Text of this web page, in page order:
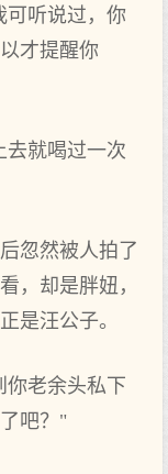
可听说过，你
才提醒你
去就喝过一次
忽然被人拍了
，却是胖妞，
是汪公子。
你老余头私下
吧？"